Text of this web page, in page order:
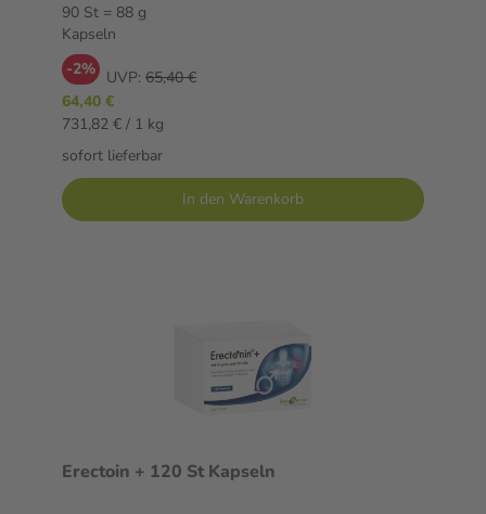
90 St = 88 g
Kapseln
-2% UVP: 65,40 €
64,40 €
731,82 € / 1 kg
sofort lieferbar
In den Warenkorb
Erectoin + 120 St Kapseln